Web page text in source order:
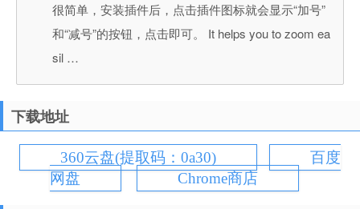
很简单，安装插件后，点击插件图标就会显示“加号”
和“减号”的按钮，点击即可。 It helps you to zoom ea
sil …
下载地址
360云盘(提取码：0a30)
百度
网盘
Chrome商店